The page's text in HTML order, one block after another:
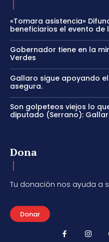
«Tomara asistencia»
beneficiarios el evento de
Gobernador tiene en la
Verdes
Gallaro sigue apoyando
asegura.
Son golpeteos viejos lo
diputado (Serrano):
Dona
Tu donación nos ayuda a
Donar